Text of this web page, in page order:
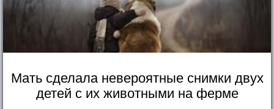
Мать сделала невероятные снимки двух
детей с их животными на ферме